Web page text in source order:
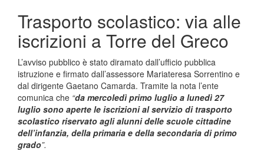
Trasporto scolastico: via alle
iscrizioni a Torre del Greco
L’avviso pubblico è stato diramato dall’ufficio pubblica
istruzione e firmato dall’assessore Mariateresa Sorrentino e
dal dirigente Gaetano Camarda. Tramite la nota l’ente
comunica che “da mercoledì primo luglio a lunedì 27
luglio sono aperte le iscrizioni al servizio di trasporto
scolastico riservato agli alunni delle scuole cittadine
dell’infanzia, della primaria e della secondaria di primo
grado”.